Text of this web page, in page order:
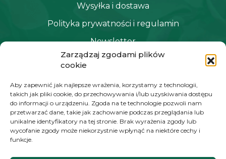
Zarządzaj zgodami plików
cookie
Aby zapewnić jak najlepsze wrażenia, korzystamy z technologii,
takich jak pliki cookie, do przechowywania i/lub uzyskiwania dostępu
do informacji o urządzeniu. Zgoda na te technologie pozwoli nam
przetwarzać dane, takie jak zachowanie podczas przeglądania lub
unikalne identyfikatory na tej stronie. Brak wyrażenia zgody lub
wycofanie zgody może niekorzystnie wpłynąć na niektóre cechy i
funkcje.
Wysyłka i dostawa
Polityka prywatności i regulamin
Newsletter
Moje konto
Koszyk
Moje zamówienia